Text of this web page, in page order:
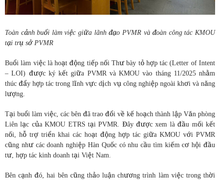
Toàn cảnh buổi làm việc giữa lãnh đạo PVMR và đoàn công tác KMOU
tại trụ sở PVMR
Buổi làm việc là hoạt động tiếp nối Thư bày tỏ hợp tác (Letter of Intent
– LOI) được ký kết giữa PVMR và KMOU vào tháng 11/2025 nhằm
thúc đẩy hợp tác trong lĩnh vực dịch vụ công nghiệp ngoài khơi và năng
lượng.
Tại buổi làm việc, các bên đã trao đổi về kế hoạch thành lập Văn phòng
Liên lạc của KMOU ETRS tại PVMR. Đây được xem là đầu mối kết
nối, hỗ trợ triển khai các hoạt động hợp tác giữa KMOU với PVMR
cũng như các doanh nghiệp Hàn Quốc có nhu cầu tìm kiếm cơ hội đầu
tư, hợp tác kinh doanh tại Việt Nam.
Bên cạnh đó, hai bên cũng thảo luận chương trình làm việc trong thời